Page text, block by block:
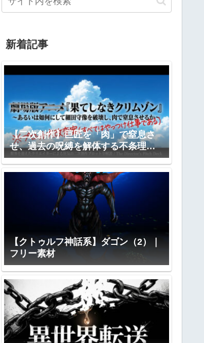
新着記事
【二次創作】巨匠を「肉」で窒息さ
せ、過去の呪縛を解体する不条理劇
―『果てしなきクリムゾン』全プロ
ット公開
【クトゥルフ神話系】ダゴン（2）｜
フリー素材